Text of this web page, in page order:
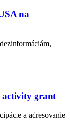
na
activity grant
a adresovanie